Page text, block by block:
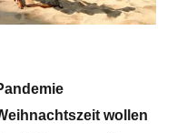
wollen